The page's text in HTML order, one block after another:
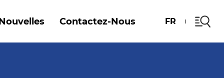
Contactez-Nous FR